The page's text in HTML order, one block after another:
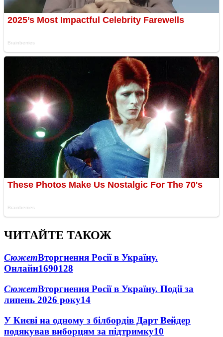
ЧИТАЙТЕ ТАКОЖ
СюжетВторгнення Росії в Україну.
Онлайн1690128
СюжетВторгнення Росії в Україну. Події за
липень 2026 року14
У Києві на одному з білбордів Дарт Вейдер
подякував виборцям за підтримку10